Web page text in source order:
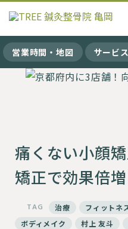
営業時間・地図 サービ
痛くない小顔
矯正で効果倍
TAG 治療 フィットネ
ボディメイク
村上 友斗